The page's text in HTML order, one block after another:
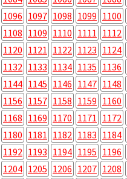
1096 1097 1098 1099 1100
1108 1109 1110 1111 1112
1120 1121 1122 1123 1124
1132 1133 1134 1135 1136
1144 1145 1146 1147 1148
1156 1157 1158 1159 1160
1168 1169 1170 1171 1172
1180 1181 1182 1183 1184
1192 1193 1194 1195 1196
1204 1205 1206 1207 1208